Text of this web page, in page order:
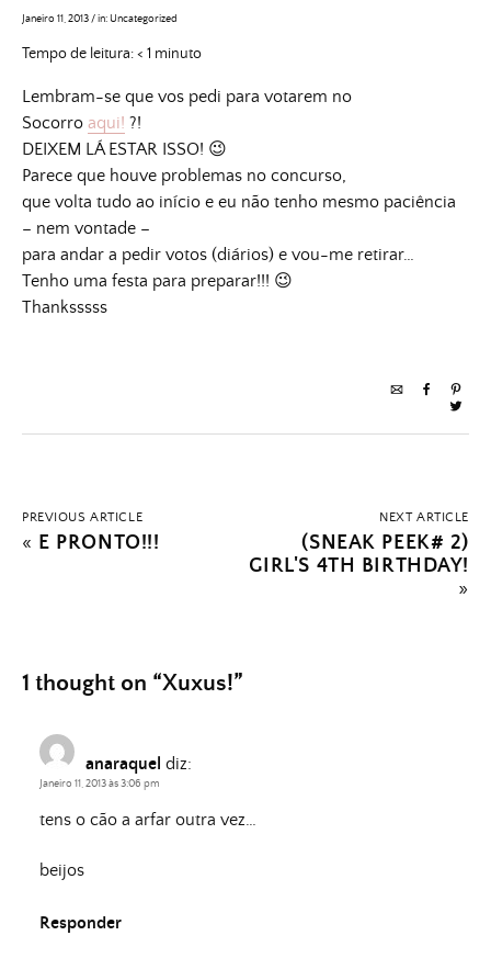
Janeiro 11, 2013/in: Uncategorized
Tempo de leitura:< 1 minuto
Lembram-se que vos pedi para votarem no
Socorro aqui! ?!
DEIXEM LÁ ESTAR ISSO! 😉
Parece que houve problemas no concurso,
que volta tudo ao início e eu não tenho mesmo paciência
– nem vontade –
para andar a pedir votos (diários) e vou-me retirar…
Tenho uma festa para preparar!!! 😉
Thanksssss
PREVIOUS ARTICLE
« E PRONTO!!!
NEXT ARTICLE
(SNEAK PEEK# 2)
GIRL'S 4TH BIRTHDAY!
»
1 thought on “Xuxus!”
anaraquel diz:
Janeiro 11, 2013 às 3:06 pm
tens o cão a arfar outra vez…
beijos
Responder